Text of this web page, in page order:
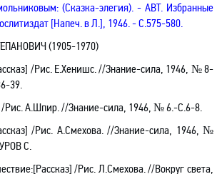
: (Сказка-элегия). - АВТ. Избранные
[Напеч. в Л.], 1946.- С.575-580.
(1905-1970)
/Рис. Е.Хенишс. //Знание-сила, 1946, № 8-
39.
/Рис. А.Шпир. //Знание-сила, 1946, № 6.-С.6-8.
/Рис. А.Смехова. //Знание-сила, 1946, №
С.
/Рис. Л.Смехова. //Вокруг света,